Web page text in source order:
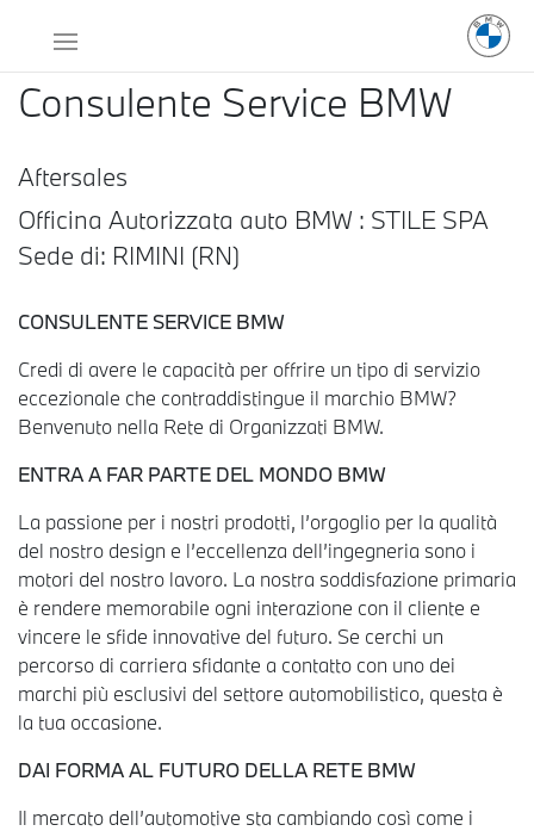
Consulente Service BMW
Aftersales
Officina Autorizzata auto BMW : STILE SPA
Sede di: RIMINI (RN)
CONSULENTE SERVICE BMW
Credi di avere le capacità per offrire un tipo di servizio
eccezionale che contraddistingue il marchio BMW?
Benvenuto nella Rete di Organizzati BMW.
ENTRA A FAR PARTE DEL MONDO BMW
La passione per i nostri prodotti, l’orgoglio per la qualità
del nostro design e l’eccellenza dell’ingegneria sono i
motori del nostro lavoro. La nostra soddisfazione primaria
è rendere memorabile ogni interazione con il cliente e
vincere le sfide innovative del futuro. Se cerchi un
percorso di carriera sfidante a contatto con uno dei
marchi più esclusivi del settore automobilistico, questa è
la tua occasione.
DAI FORMA AL FUTURO DELLA RETE BMW
Il mercato dell’automotive sta cambiando così come i